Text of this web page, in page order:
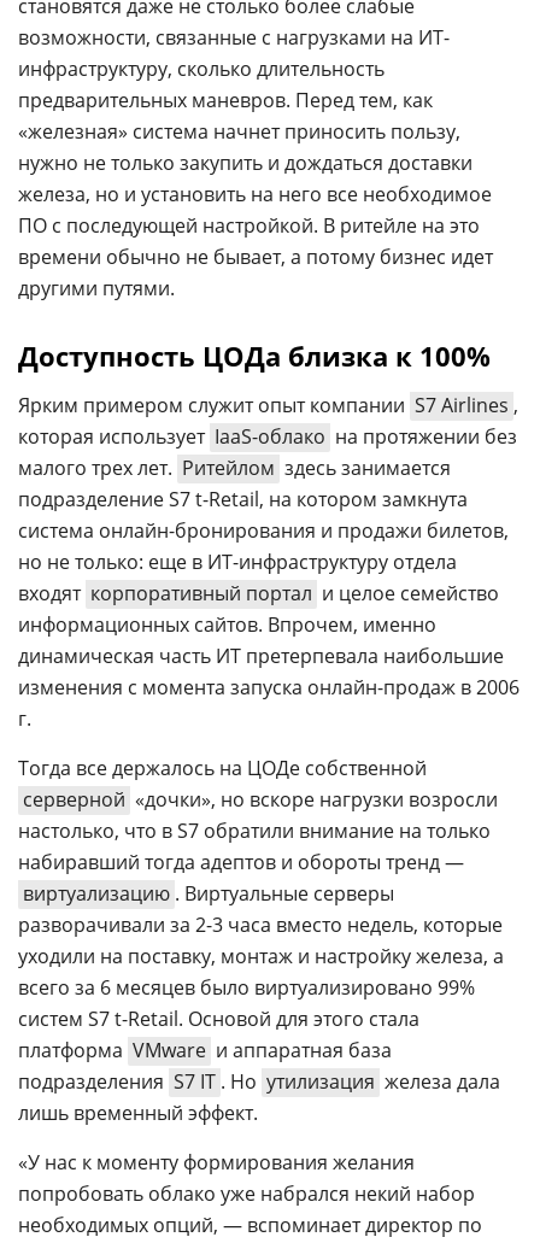
становятся даже не столько более слабые
возможности, связанные с нагрузками на ИТ-
инфраструктуру, сколько длительность
предварительных маневров. Перед тем, как
«железная» система начнет приносить пользу,
нужно не только закупить и дождаться доставки
железа, но и установить на него все необходимое
ПО с последующей настройкой. В ритейле на это
времени обычно не бывает, а потому бизнес идет
другими путями.
Доступность ЦОДа близка к 100%
Ярким примером служит опыт компании S7 Airlines ,
которая использует IaaS-облако на протяжении без
малого трех лет. Ритейлом здесь занимается
подразделение S7 t-Retail, на котором замкнута
система онлайн-бронирования и продажи билетов,
но не только: еще в ИТ-инфраструктуру отдела
входят корпоративный портал и целое семейство
информационных сайтов. Впрочем, именно
динамическая часть ИТ претерпевала наибольшие
изменения с момента запуска онлайн-продаж в 2006
г.
Тогда все держалось на ЦОДе собственной
серверной «дочки», но вскоре нагрузки возросли
настолько, что в S7 обратили внимание на только
набиравший тогда адептов и обороты тренд —
виртуализацию . Виртуальные серверы
разворачивали за 2-3 часа вместо недель, которые
уходили на поставку, монтаж и настройку железа, а
всего за 6 месяцев было виртуализировано 99%
систем S7 t-Retail. Основой для этого стала
платформа VMware и аппаратная база
подразделения S7 IT . Но утилизация железа дала
лишь временный эффект.
«У нас к моменту формирования желания
попробовать облако уже набрался некий набор
необходимых опций, — вспоминает директор по